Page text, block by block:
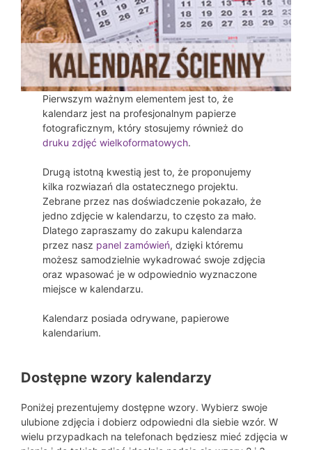
Pierwszym ważnym elementem jest to, że
kalendarz jest na profesjonalnym papierze
fotograficznym, który stosujemy również do
druku zdjęć wielkoformatowych.
Drugą istotną kwestią jest to, że proponujemy
kilka rozwiazań dla ostatecznego projektu.
Zebrane przez nas doświadczenie pokazało, że
jedno zdjęcie w kalendarzu, to często za mało.
Dlatego zapraszamy do zakupu kalendarza
przez nasz panel zamówień, dzięki któremu
możesz samodzielnie wykadrować swoje zdjęcia
oraz wpasować je w odpowiednio wyznaczone
miejsce w kalendarzu.
Kalendarz posiada odrywane, papierowe
kalendarium.
Dostępne wzory kalendarzy
Poniżej prezentujemy dostępne wzory. Wybierz swoje
ulubione zdjęcia i dobierz odpowiedni dla siebie wzór. W
wielu przypadkach na telefonach będziesz mieć zdjęcia w